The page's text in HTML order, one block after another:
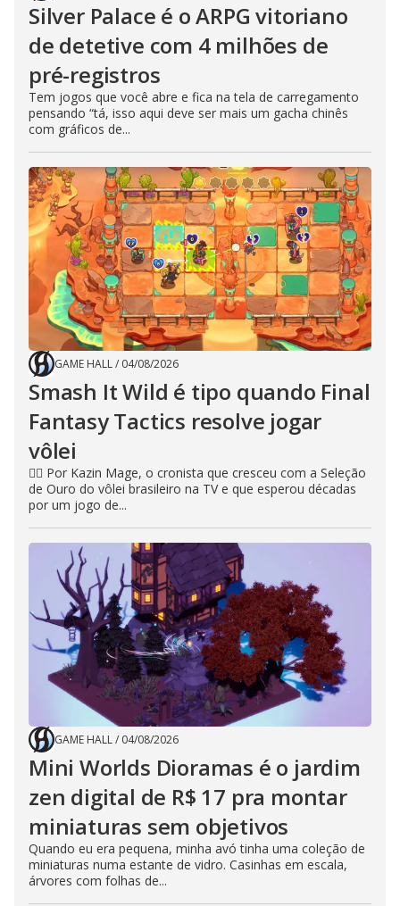
Silver Palace é o ARPG vitoriano
de detetive com 4 milhões de
pré-registros
Tem jogos que você abre e fica na tela de carregamento
pensando “tá, isso aqui deve ser mais um gacha chinês
com gráficos de...
GAME HALL/ 04/08/2026
Smash It Wild é tipo quando Final
Fantasy Tactics resolve jogar
vôlei
🧙‍♂️ Por Kazin Mage, o cronista que cresceu com a Seleção
de Ouro do vôlei brasileiro na TV e que esperou décadas
por um jogo de...
GAME HALL/ 04/08/2026
Mini Worlds Dioramas é o jardim
zen digital de R$ 17 pra montar
miniaturas sem objetivos
Quando eu era pequena, minha avó tinha uma coleção de
miniaturas numa estante de vidro. Casinhas em escala,
árvores com folhas de...